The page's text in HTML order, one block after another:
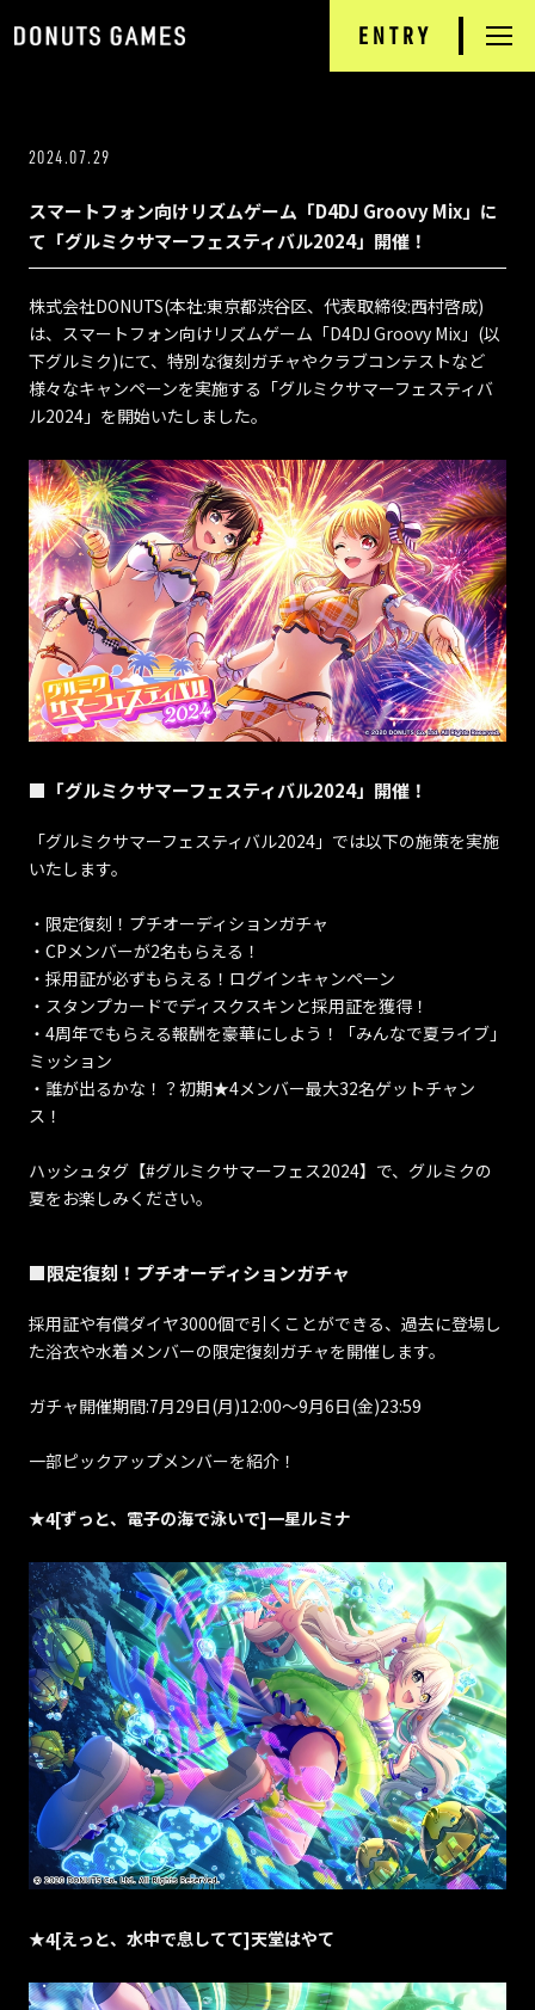
ENTRY
RECRUIT
DONUTS GAMES
PRODUCTS
INTERVIEW
JOB INFORMATION
COMPANY
2024.07.29
スマートフォン向けリズムゲーム「D4DJ Groovy Mix」に
て「グルミクサマーフェスティバル2024」開催！
株式会社DONUTS(本社:東京都渋谷区、代表取締役:西村啓成)
は、スマートフォン向けリズムゲーム「D4DJ Groovy Mix」(以
下グルミク)にて、特別な復刻ガチャやクラブコンテストなど
様々なキャンペーンを実施する「グルミクサマーフェスティバ
ル2024」を開始いたしました。
■「グルミクサマーフェスティバル2024」開催！
「グルミクサマーフェスティバル2024」では以下の施策を実施
いたします。
・限定復刻！プチオーディションガチャ
・CPメンバーが2名もらえる！
・採用証が必ずもらえる！ログインキャンペーン
・スタンプカードでディスクスキンと採用証を獲得！
・4周年でもらえる報酬を豪華にしよう！「みんなで夏ライブ」
ミッション
・誰が出るかな！？初期★4メンバー最大32名ゲットチャン
ス！
ハッシュタグ【#グルミクサマーフェス2024】で、グルミクの
夏をお楽しみください。
■限定復刻！プチオーディションガチャ
採用証や有償ダイヤ3000個で引くことができる、過去に登場し
た浴衣や水着メンバーの限定復刻ガチャを開催します。
ガチャ開催期間:7月29日(月)12:00～9月6日(金)23:59
一部ピックアップメンバーを紹介！
★4[ずっと、電子の海で泳いで]一星ルミナ
★4[えっと、水中で息してて]天堂はやて